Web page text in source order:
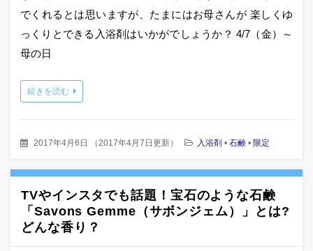
でくれるとは思いますが、たまにはお母さんが 楽しくゆ
っくりとできる入浴剤はいかがでしょうか？ 4/7（金）～
母の日
続きを読む
2017年4月6日 （2017年4月7日更新） 入浴剤 • 石鹸 • 限定
TVやインスタでも話題！宝石のような石鹸
「Savons Gemme（サボンジェム）」とは?
どんな香り？